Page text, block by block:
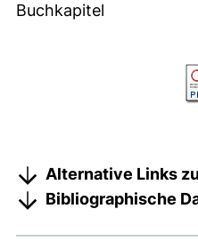
Buchkapitel
Alternative Links
Bibliographische